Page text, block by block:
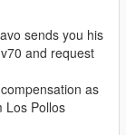
sends you his
and request
as
Los Pollos